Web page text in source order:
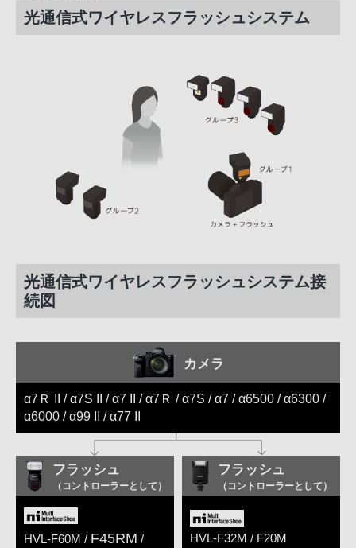
光通信式ワイヤレスフラッシュシステム
光通信式ワイヤレスフラッシュシステム接
続図
カメラ
α7Ｒ II / α7S II / α7 II / α7Ｒ / α7S / α7 / α6500 / α6300 /
α6000 / α99 II / α77 II
フラッシュ
（コントローラーとして）
HVL-F60M / F45RM /
フラッシュ
（コントローラーとして）
HVL-F32M / F20M